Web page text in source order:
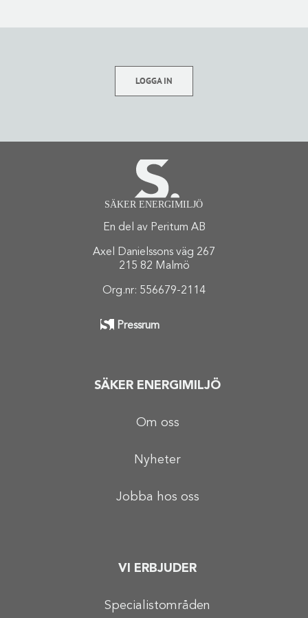
LOGGA IN
En del av Peritum AB
Axel Danielssons väg 267
215 82 Malmö
Org.nr: 556679-2114
Pressrum
SÄKER ENERGIMILJÖ
Om oss
Nyheter
Jobba hos oss
VI ERBJUDER
Specialistområden